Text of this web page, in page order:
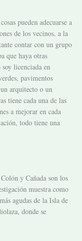
pueden adecuarse a
de los vecinos, a la
contar con un grupo
que haya otras
licenciada en
pavimentos
arquitecto o un
tiene cada una de las
a mejorar en cada
todo tiene una
y Cañada son los
muestra como
agudas de la Isla de
donde se